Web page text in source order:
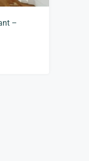
–